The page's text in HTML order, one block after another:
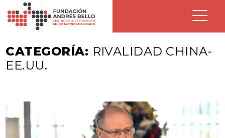
CATEGORÍA: RIVALIDAD CHINA-
EE.UU.